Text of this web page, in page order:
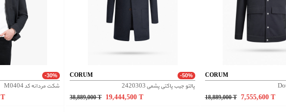
-30%
شکت مردانه کد M0404
T
CORUM -50%
پالتو جیب پاکتی پشمی 2420303
38,889,000T 19,444,500T
CORUM
18,889,000T 7,555,600 T